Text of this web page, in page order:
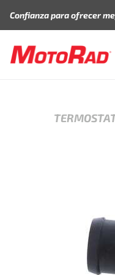
Confianza para ofrecer